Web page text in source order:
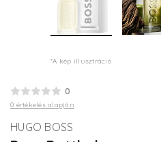
*A kép illusztráció
0
0 értékelés alapján
HUGO BOSS